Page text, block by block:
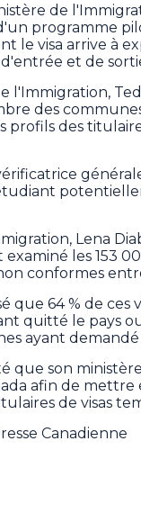
de
programme
le visa arrive à
et de
l'Immigration,
des
profils des
Lena
examiné les 153
conformes
que 64 % de ces
quitté le pays
ayant demandé
que son
afin de mettre
de visas
Canadienne